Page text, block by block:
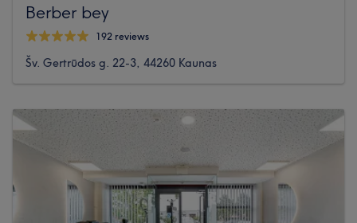
Berber bey
192 reviews
Šv. Gertrūdos g. 22-3, 44260 Kaunas